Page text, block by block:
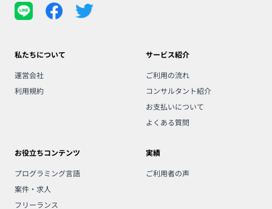
私たちについて
運営会社
利用規約
サービス紹介
ご利用の流れ
コンサルタント紹介
お支払いについて
よくある質問
お役立ちコンテンツ
プログラミング言語
案件・求人
フリーランス
実績
ご利用者の声